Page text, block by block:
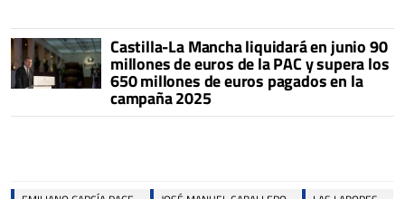
Castilla-La Mancha liquidará en junio 90
millones de euros de la PAC y supera los
650 millones de euros pagados en la
campaña 2025